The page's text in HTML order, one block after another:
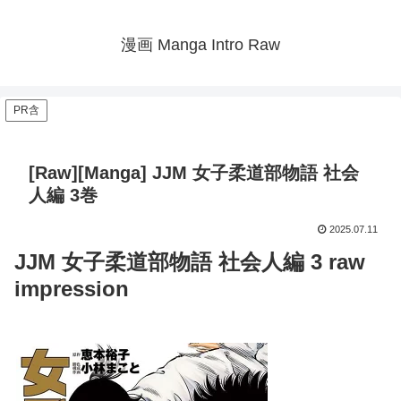
漫画 Manga Intro Raw
PR含
[Raw][Manga] JJM 女子柔道部物語 社会
人編 3巻
2025.07.11
JJM 女子柔道部物語 社会人編 3 raw
impression